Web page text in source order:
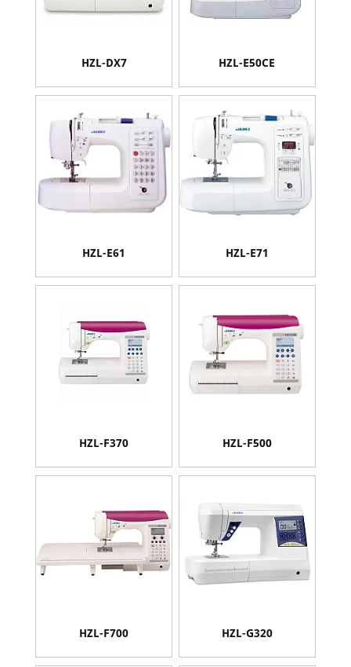
HZL-DX7 HZL-E50CE
HZL-E61 HZL-E71
HZL-F370 HZL-F500
HZL-F700 HZL-G320